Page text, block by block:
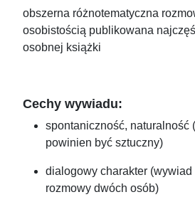
obszerna różnotematyczna
osobistością publikowana
osobnej książki
Cechy wywiadu:
spontaniczność, naturalność
powinien być sztuczny)
dialogowy charakter (wywiad
rozmowy dwóch osób)